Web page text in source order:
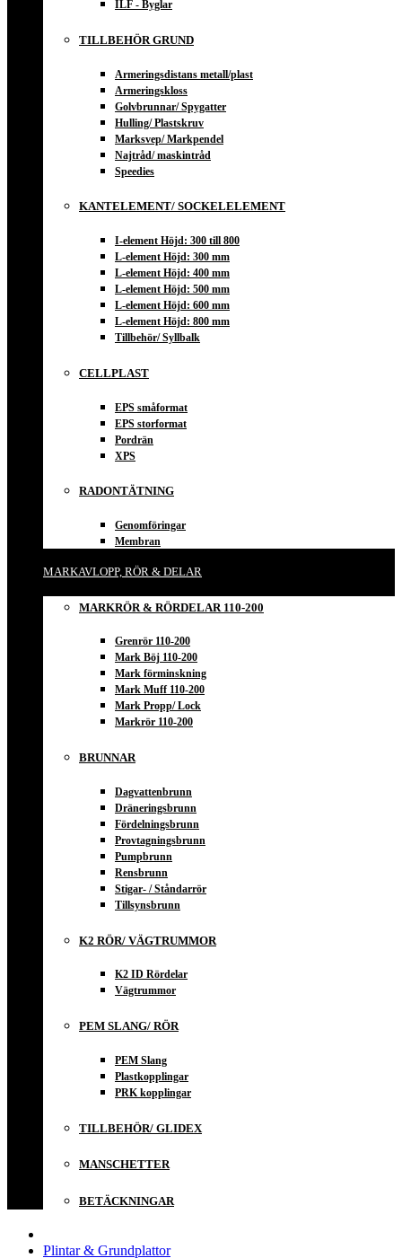
ILF - Byglar
TILLBEHÖR GRUND
Armeringsdistans metall/plast
Armeringskloss
Golvbrunnar/ Spygatter
Hulling/ Plastskruv
Marksvep/ Markpendel
Najtråd/ maskintråd
Speedies
KANTELEMENT/ SOCKELELEMENT
I-element Höjd: 300 till 800
L-element Höjd: 300 mm
L-element Höjd: 400 mm
L-element Höjd: 500 mm
L-element Höjd: 600 mm
L-element Höjd: 800 mm
Tillbehör/ Syllbalk
CELLPLAST
EPS småformat
EPS storformat
Pordrän
XPS
RADONTÄTNING
Genomföringar
Membran
MARKAVLOPP, RÖR & DELAR
MARKRÖR & RÖRDELAR 110-200
Grenrör 110-200
Mark Böj 110-200
Mark förminskning
Mark Muff 110-200
Mark Propp/ Lock
Markrör 110-200
BRUNNAR
Dagvattenbrunn
Dräneringsbrunn
Fördelningsbrunn
Provtagningsbrunn
Pumpbrunn
Rensbrunn
Stigar- / Ståndarrör
Tillsynsbrunn
K2 RÖR/ VÄGTRUMMOR
K2 ID Rördelar
Vägtrummor
PEM SLANG/ RÖR
PEM Slang
Plastkopplingar
PRK kopplingar
TILLBEHÖR/ GLIDEX
MANSCHETTER
BETÄCKNINGAR
Plintar & Grundplattor